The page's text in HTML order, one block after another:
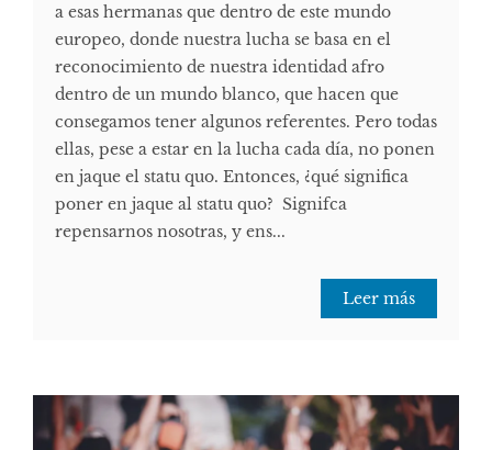
a esas hermanas que dentro de este mundo
europeo, donde nuestra lucha se basa en el
reconocimiento de nuestra identidad afro
dentro de un mundo blanco, que hacen que
consegamos tener algunos referentes. Pero todas
ellas, pese a estar en la lucha cada día, no ponen
en jaque el statu quo. Entonces, ¿qué significa
poner en jaque al statu quo? Signifca
repensarnos nosotras, y ens...
Leer más